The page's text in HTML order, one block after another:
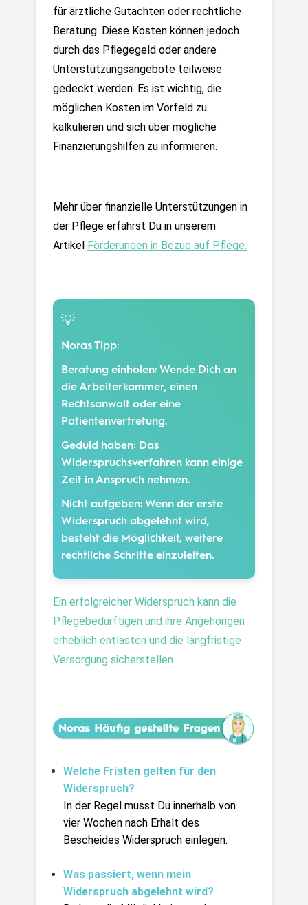
für ärztliche Gutachten oder rechtliche
Beratung. Diese Kosten können jedoch
durch das Pflegegeld oder andere
Unterstützungsangebote teilweise
gedeckt werden. Es ist wichtig, die
möglichen Kosten im Vorfeld zu
kalkulieren und sich über mögliche
Finanzierungshilfen zu informieren.
Mehr über finanzielle Unterstützungen in
der Pflege erfährst Du in unserem
Artikel Förderungen in Bezug auf Pflege.
💡
Noras Tipp:
Beratung einholen: Wende Dich an
die Arbeiterkammer, einen
Rechtsanwalt oder eine
Patientenvertretung.
Geduld haben: Das
Widerspruchsverfahren kann einige
Zeit in Anspruch nehmen.
Nicht aufgeben: Wenn der erste
Widerspruch abgelehnt wird,
besteht die Möglichkeit, weitere
rechtliche Schritte einzuleiten.
Ein erfolgreicher Widerspruch kann die
Pflegebedürftigen und ihre Angehörigen
erheblich entlasten und die langfristige
Versorgung sicherstellen.
Welche Fristen gelten für den
Widerspruch?
In der Regel musst Du innerhalb von
vier Wochen nach Erhalt des
Bescheides Widerspruch einlegen.
Was passiert, wenn mein
Widerspruch abgelehnt wird?